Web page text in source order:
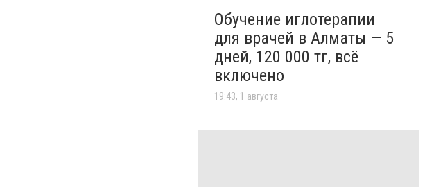
Обучение иглотерапии
для врачей в Алматы — 5
дней, 120 000 тг, всё
включено
19:43, 1 августа